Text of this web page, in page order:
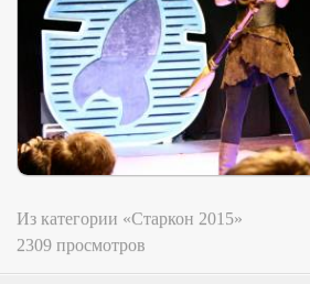
Из категории «Старкон 2015»
2309 просмотров